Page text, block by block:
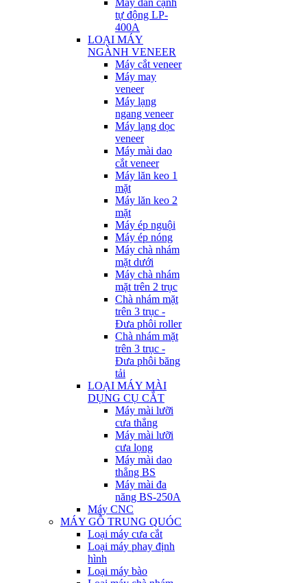
Máy dán cạnh
tự động LP-
400A
LOẠI MÁY
NGÀNH VENEER
Máy cắt veneer
Máy may
veneer
Máy lạng
ngang veneer
Máy lạng dọc
veneer
Máy mài dao
cắt veneer
Máy lăn keo 1
mặt
Máy lăn keo 2
mặt
Máy ép nguội
Máy ép nóng
Máy chà nhám
mặt dưới
Máy chà nhám
mặt trên 2 trục
Chà nhám mặt
trên 3 trục -
Đưa phôi roller
Chà nhám mặt
trên 3 trục -
Đưa phôi băng
tải
LOẠI MÁY MÀI
DỤNG CỤ CẮT
Máy mài lưỡi
cưa thẳng
Máy mài lưỡi
cưa lọng
Máy mài dao
thẳng BS
Máy mài đa
năng BS-250A
Máy CNC
MÁY GỖ TRUNG QUÓC
Loại máy cưa cắt
Loại máy phay định
hình
Loại máy bào